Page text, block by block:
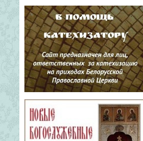
поддержки и духовного роста.Не
обошлось и без планов на будущее: в
ходе встречи ...